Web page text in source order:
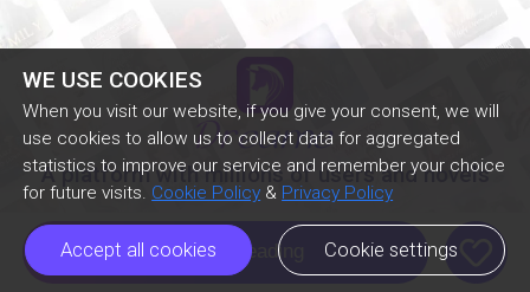
WE USE COOKIES
When you visit our website, if you give your consent, we will
use cookies to allow us to collect data for aggregated
statistics to improve our service and remember your choice
for future visits. Cookie Policy & Privacy Policy
Accept all cookies Cookie settings
A platform with millions of users and novels
Continue Reading